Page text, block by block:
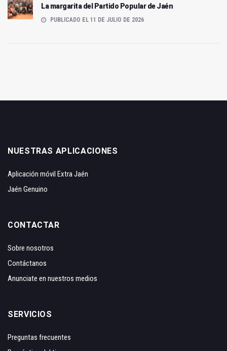
La margarita del Partido Popular de Jaén
PUBLICADO EL 11 DE JULIO DE 2026
NUESTRAS APLICACIONES
Aplicación móvil Extra Jaén
Jaén Genuino
CONTACTAR
Sobre nosotros
Contáctanos
Anunciate en nuestros medios
SERVICIOS
Preguntas frecuentes